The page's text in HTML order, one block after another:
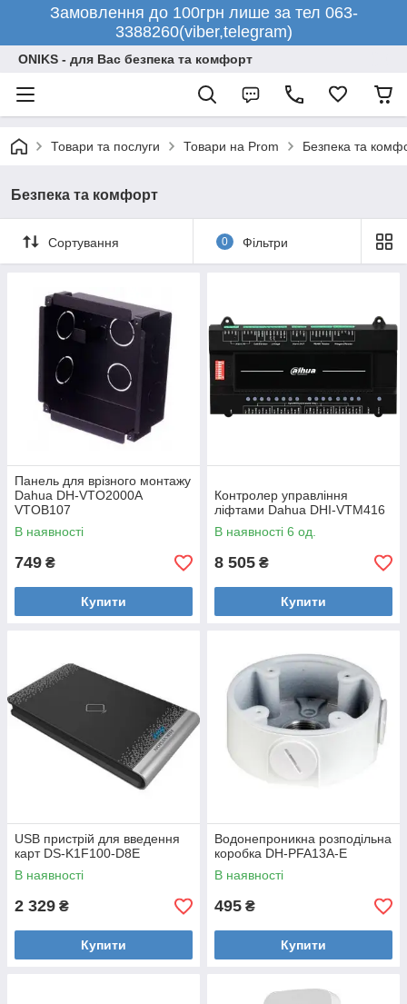
Замовлення до 100грн лише за тел 063-
3388260(viber,telegram)
ONIKS - для Вас безпека та комфорт
Товари та послуги Товари на Prom Безпека та
Безпека та комфорт
Сортування 0 Фільтри
Панель для врізного монтажу
Dahua DH-VTO2000A
VTOB107
В наявності
749 ₴
Купити
Контролер управління
ліфтами Dahua DHI-VTM416
В наявності 6 од.
8 505 ₴
Купити
USB пристрій для введення
карт DS-K1F100-D8E
В наявності
2 329 ₴
Купити
Водонепроникна розподільна
коробка DH-PFA13A-E
В наявності
495 ₴
Купити